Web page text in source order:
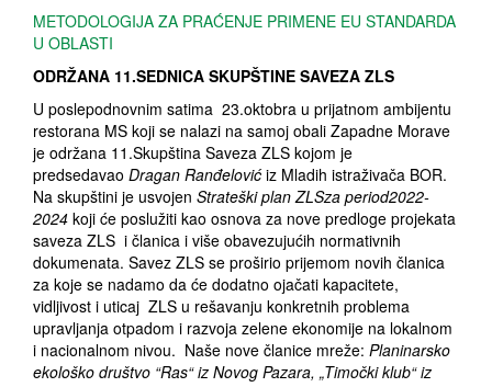
METODOLOGIJA ZA PRAĆENJE PRIMENE EU STANDARDA
U OBLASTI
ODRŽANA 11.SEDNICA SKUPŠTINE SAVEZA ZLS
U poslepodnovnim satima 23.oktobra u prijatnom ambijentu
restorana MS koji se nalazi na samoj obali Zapadne Morave
je održana 11.Skupština Saveza ZLS kojom je
predsedavao Dragan Ranđelović iz Mladih istraživača BOR.
Na skupštini je usvojen Strateški plan ZLSza period2022-
2024 koji će poslužiti kao osnova za nove predloge projekata
saveza ZLS i članica i više obavezujućih normativnih
dokumenata. Savez ZLS se proširio prijemom novih članica
za koje se nadamo da će dodatno ojačati kapacitete,
vidljivost i uticaj ZLS u rešavanju konkretnih problema
upravljanja otpadom i razvoja zelene ekonomije na lokalnom
i nacionalnom nivou. Naše nove članice mreže: Planinarsko
ekološko društvo “Ras“ iz Novog Pazara, „Timočki klub“ iz